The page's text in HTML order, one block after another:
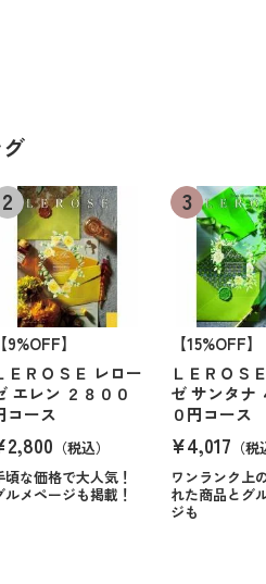
【9%OFF】
ＥＲＯＳＥ レロー
エレン ２８００
コース
（税込）
頃な価格で大人気！
ルメページも掲載！
【15%OFF】
ＬＥＲＯＳ
ゼ サンタナ
０円コース
¥4,017 （
ワンランク上
れた商品とグ
ジも